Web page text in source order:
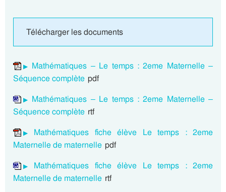
Télécharger les documents
Mathématiques – Le temps : 2eme Maternelle –
Séquence complète pdf
Mathématiques – Le temps : 2eme Maternelle –
Séquence complète rtf
Mathématiques fiche élève Le temps : 2eme
Maternelle de maternelle pdf
Mathématiques fiche élève Le temps : 2eme
Maternelle de maternelle rtf